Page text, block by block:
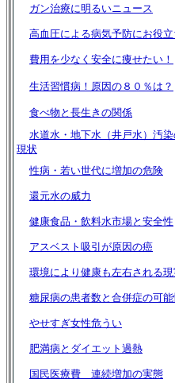
ガン治療に明るいニュース
高血圧による病気予防にお役立
費用を少なく安全に痩せたい！
生活習慣病！原因の８０％は？
食べ物と長生きの関係
水道水・地下水（井戸水）汚
現状
性病・若い世代に増加の危険
還元水の威力
健康食品・飲料水市場と安全性
アスベスト吸引が原因の癌
環境により健康も左右される
糖尿病の患者数と合併症の可能
やせすぎ女性危うい
肥満病とダイエット過熱
国民医療費 連続増加の実態